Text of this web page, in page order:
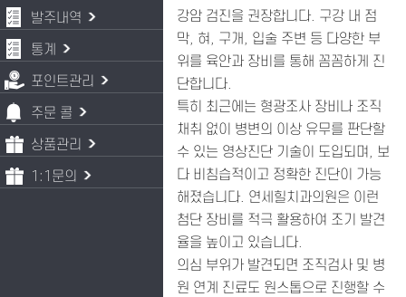
발주내역
통계
포인트관리
주문 콜
상품관리
1:1문의
강암 검진을 권장합니다. 구강 내 점
막, 혀, 구개, 입술 주변 등 다양한 부
위를 육안과 장비를 통해 꼼꼼하게 진
단합니다.
특히 최근에는 형광조사 장비나 조직
채취 없이 병변의 이상 유무를 판단할
수 있는 영상진단 기술이 도입되며, 보
다 비침습적이고 정확한 진단이 가능
해졌습니다. 연세힐치과의원은 이런
첨단 장비를 적극 활용하여 조기 발견
율을 높이고 있습니다.
의심 부위가 발견되면 조직검사 및 병
원 연계 진료도 원스톱으로 진행할 수